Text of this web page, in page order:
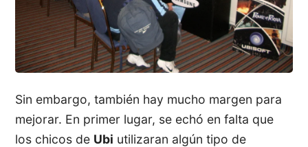
Sin embargo, también hay mucho margen para
mejorar. En primer lugar, se echó en falta que
los chicos de Ubi utilizaran algún tipo de